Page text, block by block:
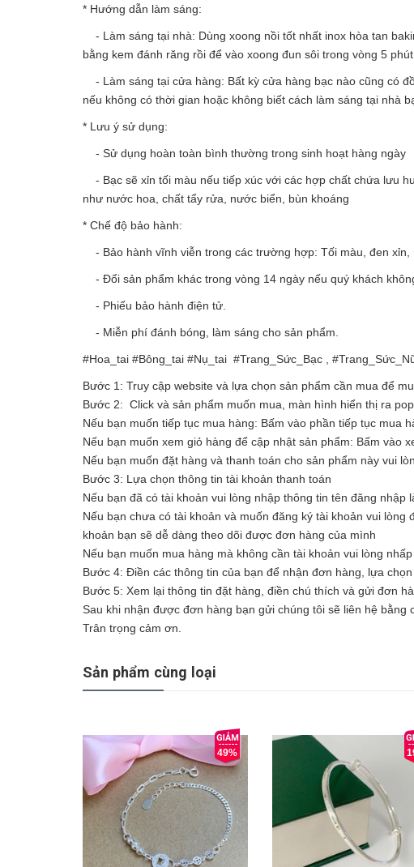
* Hướng dẫn làm sáng:
- Làm sáng tại nhà: Dùng xoong nồi tốt nhất inox hòa tan
bằng kem đánh răng rồi để vào xoong đun sôi trong vòng 5
- Làm sáng tại cửa hàng: Bất kỳ cửa hàng bạc nào cũng có
nếu không có thời gian hoặc không biết cách làm sáng tại nhà
* Lưu ý sử dụng:
- Sử dụng hoàn toàn bình thường trong sinh hoạt hàng ngày
- Bạc sẽ xỉn tối màu nếu tiếp xúc với các hợp chất chứa lưu
như nước hoa, chất tẩy rửa, nước biển, bùn khoáng
* Chế độ bảo hành:
- Bảo hành vĩnh viễn trong các trường hợp: Tối màu, đen xỉn,
- Đổi sản phẩm khác trong vòng 14 ngày nếu quý khách
- Phiếu bảo hành điện tử.
- Miễn phí đánh bóng, làm sáng cho sản phẩm.
#Hoa_tai #Bông_tai #Nụ_tai #Trang_Sức_Bạc ,
Bước 1: Truy cập website và lựa chọn sản phẩm cần mua để
Bước 2: Click và sản phẩm muốn mua, màn hình hiển thị ra
Nếu bạn muốn tiếp tục mua hàng: Bấm vào phần tiếp tục mua
Nếu bạn muốn xem giỏ hàng để cập nhật sản phẩm: Bấm vào
Nếu bạn muốn đặt hàng và thanh toán cho sản phẩm này vui
Bước 3: Lựa chọn thông tin tài khoản thanh toán
Nếu bạn đã có tài khoản vui lòng nhập thông tin tên đăng
Nếu bạn chưa có tài khoản và muốn đăng ký tài khoản vui
khoản bạn sẽ dễ dàng theo dõi được đơn hàng của mình
Nếu bạn muốn mua hàng mà không cần tài khoản vui lòng
Bước 4: Điền các thông tin của bạn để nhận đơn hàng, lựa
Bước 5: Xem lại thông tin đặt hàng, điền chú thích và gửi đơn
Sau khi nhận được đơn hàng bạn gửi chúng tôi sẽ liên hệ bằng
Trân trọng cảm ơn.
Sản phẩm cùng loại
49%